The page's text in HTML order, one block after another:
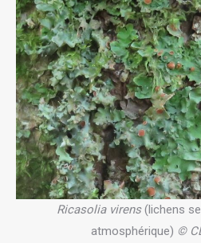
Ricasolia virens(lichens
atmosphérique) ©